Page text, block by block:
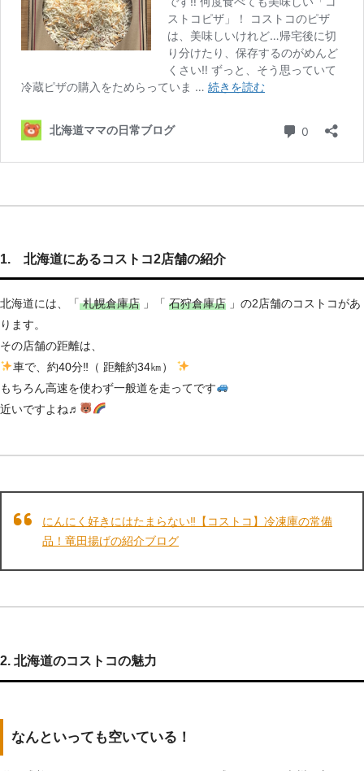
1. 北海道にあるコストコ2店舗の紹介
北海道には、 「札幌倉庫店 」「 石狩倉庫店 」の2店舗のコストコがあ
ります。
その店舗の距離は、
車で、約40分‼（ 距離約34㎞）
もちろん高速を使わず一般道を走ってです
近いですよね♬
にんにく好きにはたまらない‼【コストコ】冷凍庫の常備
品！竜田揚げの紹介ブログ
2. 北海道のコストコの魅力
なんといっても空いている！